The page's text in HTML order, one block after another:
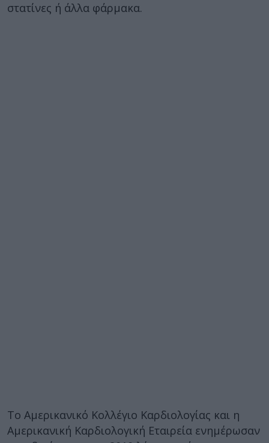
στατίνες ή άλλα φάρμακα.
Το Αμερικανικό Κολλέγιο Καρδιολογίας και η
Αμερικανική Καρδιολογική Εταιρεία ενημέρωσαν